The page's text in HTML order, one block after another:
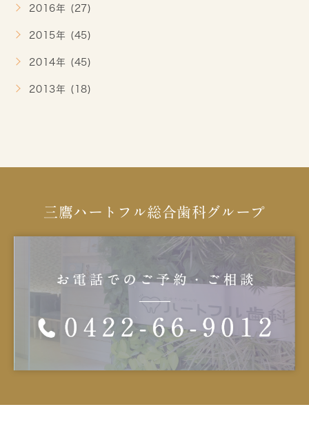
2016年 (27)
2015年 (45)
2014年 (45)
2013年 (18)
三鷹ハートフル総合歯科グループ